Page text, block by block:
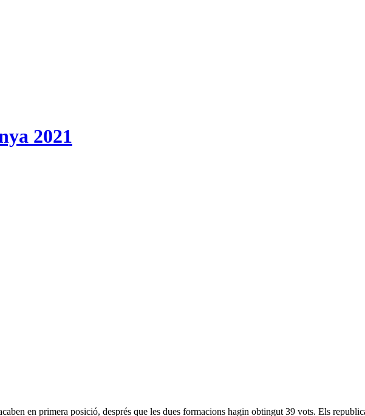
2021
en primera posició, després que les dues formacions hagin obtingut 39 vots. Els